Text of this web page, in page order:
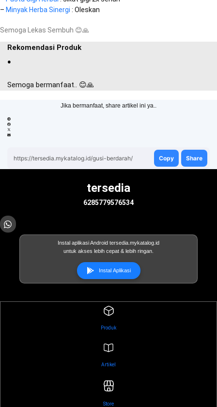
– Minyak Herba Sinergi : Oleskan
Semoga Lekas Sembuh 😊🙏
Rekomendasi Produk
●
Semoga bermanfaat.. 😊🙏
Jika bermanfaat, share artikel ini ya..
https://tersedia.mykatalog.id/gusi-berdarah/ Copy Share
tersedia
6285779576534
Instal aplikasi Android tersedia.mykatalog.id
untuk akses lebih cepat & lebih ringan.
Instal Aplikasi
Produk
Artikel
Store